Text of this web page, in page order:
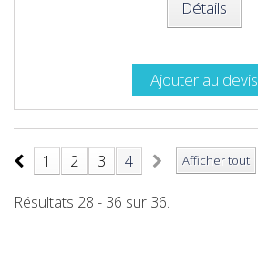
Détails
Ajouter au devis
Afficher tout
1 2 3 4
Résultats 28 - 36 sur 36.